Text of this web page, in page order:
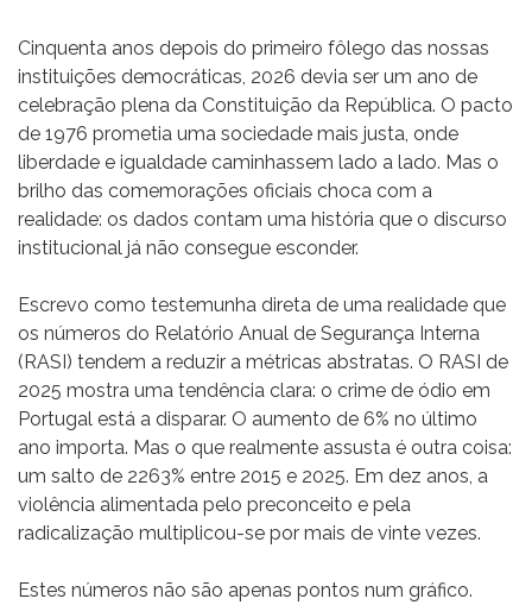
Cinquenta anos depois do primeiro fôlego das nossas
instituições democráticas, 2026 devia ser um ano de
celebração plena da Constituição da República. O pacto
de 1976 prometia uma sociedade mais justa, onde
liberdade e igualdade caminhassem lado a lado. Mas o
brilho das comemorações oficiais choca com a
realidade: os dados contam uma história que o discurso
institucional já não consegue esconder.
Escrevo como testemunha direta de uma realidade que
os números do Relatório Anual de Segurança Interna
(RASI) tendem a reduzir a métricas abstratas. O RASI de
2025 mostra uma tendência clara: o crime de ódio em
Portugal está a disparar. O aumento de 6% no último
ano importa. Mas o que realmente assusta é outra coisa:
um salto de 2263% entre 2015 e 2025. Em dez anos, a
violência alimentada pelo preconceito e pela
radicalização multiplicou-se por mais de vinte vezes.
Estes números não são apenas pontos num gráfico.